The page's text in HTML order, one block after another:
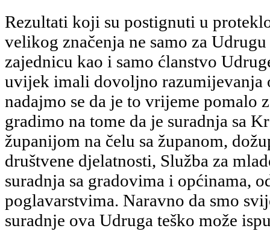
Rezultati koji su postignuti u
velikog značenja ne samo za
zajednicu kao i samo ćlanstvo
uvijek imali dovoljno razumijevanja
nadajmo se da je to vrijeme pomalo
gradimo na tome da je suradnja sa
županijom na čelu sa županom,
društvene djelatnosti, Služba za
suradnja sa gradovima i općinama,
poglavarstvima. Naravno da smo
suradnje ova Udruga teško može